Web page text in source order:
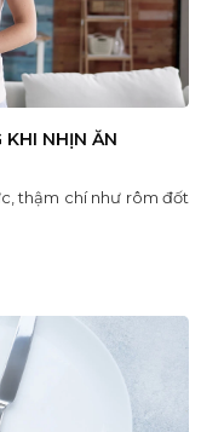
KHI NHỊN ĂN
thậm chí như rôm đốt